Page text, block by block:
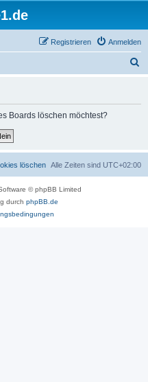
Anmelden
Registrieren
Boards löschen möchtest?
Alle Zeiten sind UTC+02:00
löschen
© phpBB Limited
durch phpBB.de